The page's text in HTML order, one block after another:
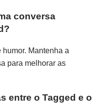
conversa
Mantenha a
para melhorar as
entre o Tagged e o